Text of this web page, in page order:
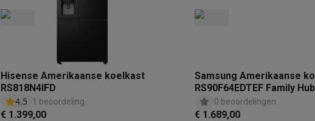
Hisense Amerikaanse koelkast
RS818N4IFD
4.5
1 beoordeling
€ 1.399,00
Samsung Amerikaanse
RS90F64EDTEF Family
0 beoordelingen
€ 1.689,00